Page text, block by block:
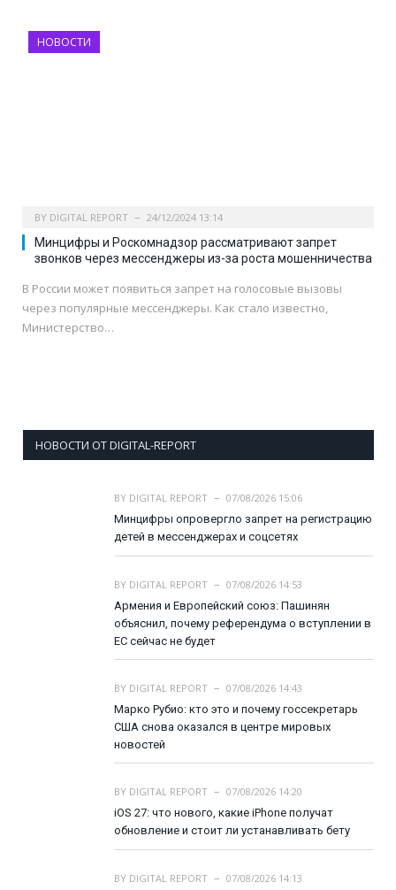
НОВОСТИ
BY DIGITAL REPORT 24/12/2024 13:14
Минцифры и Роскомнадзор рассматривают запрет
звонков через мессенджеры из-за роста мошенничества
В России может появиться запрет на голосовые вызовы
через популярные мессенджеры. Как стало известно,
Министерство…
НОВОСТИ ОТ DIGITAL-REPORT
BY DIGITAL REPORT
07/08/2026 15:06
Минцифры опровергло запрет на регистрацию
детей в мессенджерах и соцсетях
BY DIGITAL REPORT
07/08/2026 14:53
Армения и Европейский союз: Пашинян
объяснил, почему референдума о вступлении в
ЕС сейчас не будет
BY DIGITAL REPORT
07/08/2026 14:43
Марко Рубио: кто это и почему госсекретарь
США снова оказался в центре мировых
новостей
BY DIGITAL REPORT
07/08/2026 14:20
iOS 27: что нового, какие iPhone получат
обновление и стоит ли устанавливать бету
BY DIGITAL REPORT
07/08/2026 14:13